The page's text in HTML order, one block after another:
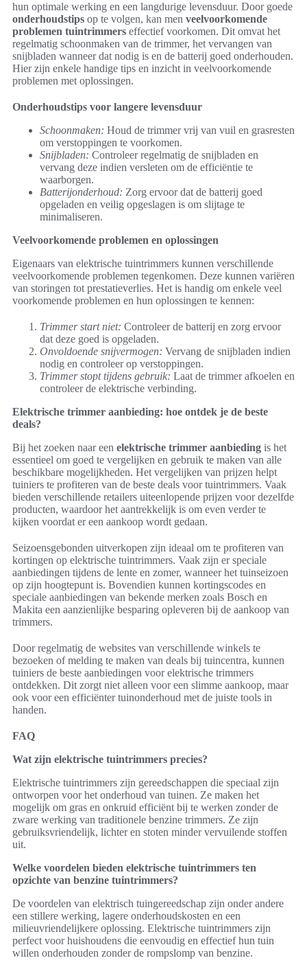
hun optimale werking en een langdurige levensduur. Door goede
onderhoudstips op te volgen, kan men veelvoorkomende
problemen tuintrimmers effectief voorkomen. Dit omvat het
regelmatig schoonmaken van de trimmer, het vervangen van
snijbladen wanneer dat nodig is en de batterij goed onderhouden.
Hier zijn enkele handige tips en inzicht in veelvoorkomende
problemen met oplossingen.
Onderhoudstips voor langere levensduur
Schoonmaken: Houd de trimmer vrij van vuil en grasresten
om verstoppingen te voorkomen.
Snijbladen: Controleer regelmatig de snijbladen en
vervang deze indien versleten om de efficiëntie te
waarborgen.
Batterijonderhoud: Zorg ervoor dat de batterij goed
opgeladen en veilig opgeslagen is om slijtage te
minimaliseren.
Veelvoorkomende problemen en oplossingen
Eigenaars van elektrische tuintrimmers kunnen verschillende
veelvoorkomende problemen tegenkomen. Deze kunnen variëren
van storingen tot prestatieverlies. Het is handig om enkele veel
voorkomende problemen en hun oplossingen te kennen:
Trimmer start niet: Controleer de batterij en zorg ervoor
dat deze goed is opgeladen.
Onvoldoende snijvermogen: Vervang de snijbladen indien
nodig en controleer op verstoppingen.
Trimmer stopt tijdens gebruik: Laat de trimmer afkoelen en
controleer de elektrische verbinding.
Elektrische trimmer aanbieding: hoe ontdek je de beste
deals?
Bij het zoeken naar een elektrische trimmer aanbieding is het
essentieel om goed te vergelijken en gebruik te maken van alle
beschikbare mogelijkheden. Het vergelijken van prijzen helpt
tuiniers te profiteren van de beste deals voor tuintrimmers. Vaak
bieden verschillende retailers uiteenlopende prijzen voor dezelfde
producten, waardoor het aantrekkelijk is om even verder te
kijken voordat er een aankoop wordt gedaan.
Seizoensgebonden uitverkopen zijn ideaal om te profiteren van
kortingen op elektrische tuintrimmers. Vaak zijn er speciale
aanbiedingen tijdens de lente en zomer, wanneer het tuinseizoen
op zijn hoogtepunt is. Bovendien kunnen kortingscodes en
speciale aanbiedingen van bekende merken zoals Bosch en
Makita een aanzienlijke besparing opleveren bij de aankoop van
trimmers.
Door regelmatig de websites van verschillende winkels te
bezoeken of melding te maken van deals bij tuincentra, kunnen
tuiniers de beste aanbiedingen voor elektrische trimmers
ontdekken. Dit zorgt niet alleen voor een slimme aankoop, maar
ook voor een efficiënter tuinonderhoud met de juiste tools in
handen.
FAQ
Wat zijn elektrische tuintrimmers precies?
Elektrische tuintrimmers zijn gereedschappen die speciaal zijn
ontworpen voor het onderhoud van tuinen. Ze maken het
mogelijk om gras en onkruid efficiënt bij te werken zonder de
zware werking van traditionele benzine trimmers. Ze zijn
gebruiksvriendelijk, lichter en stoten minder vervuilende stoffen
uit.
Welke voordelen bieden elektrische tuintrimmers ten
opzichte van benzine tuintrimmers?
De voordelen van elektrisch tuingereedschap zijn onder andere
een stillere werking, lagere onderhoudskosten en een
milieuvriendelijkere oplossing. Elektrische tuintrimmers zijn
perfect voor huishoudens die eenvoudig en effectief hun tuin
willen onderhouden zonder de rompslomp van benzine.